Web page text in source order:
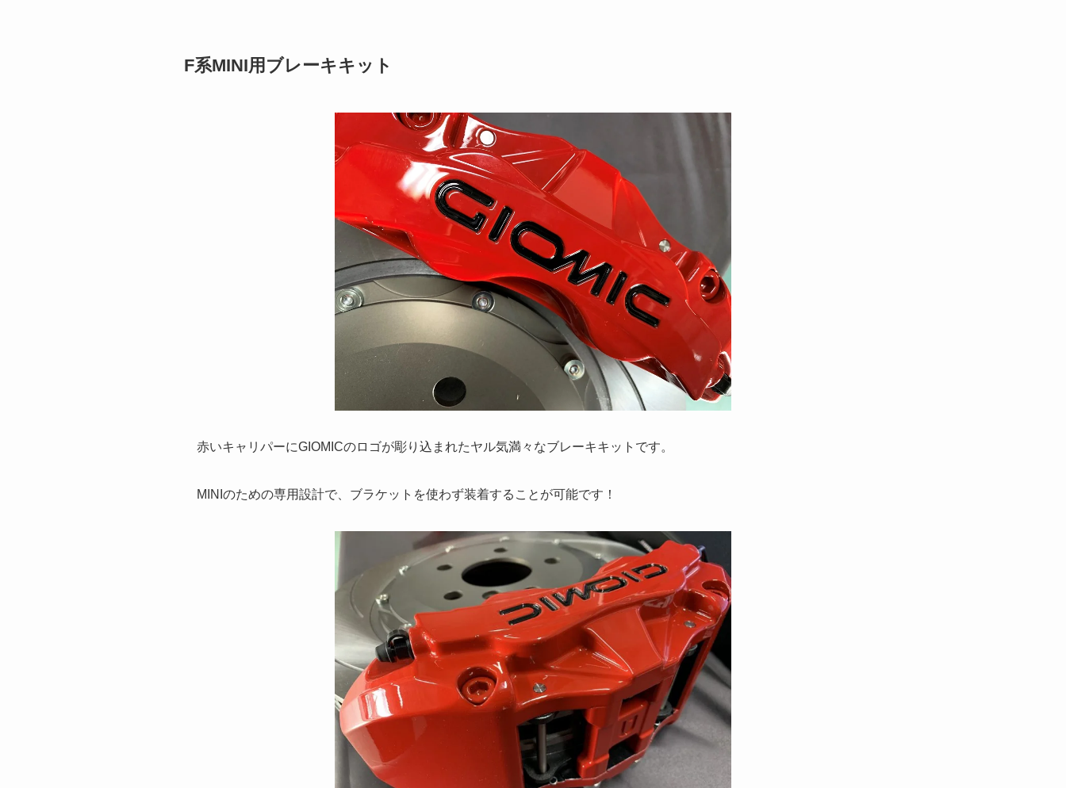
F系MINI用ブレーキキット
赤いキャリパーにGIOMICのロゴが彫り込まれたヤル気満々なブレーキキットです。
MINIのための専用設計で、ブラケットを使わず装着することが可能です！